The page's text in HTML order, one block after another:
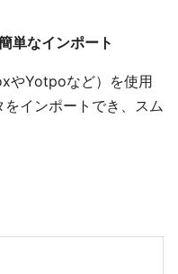
単なインポート
やYotpoなど）を使用
インポートでき、スム